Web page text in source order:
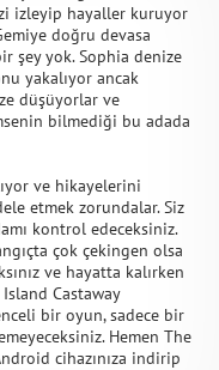
izleyip hayaller kuruyor
doğru devasa
şey yok. Sophia denize
yakalıyor ancak
düşüyorlar ve
bilmediği bu adada
ve hikayelerini
etmek zorundalar. Siz
kontrol edeceksiniz.
çok çekingen olsa
ve hayatta kalırken
Castaway
bir oyun, sadece bir
Hemen The
cihazınıza indirip